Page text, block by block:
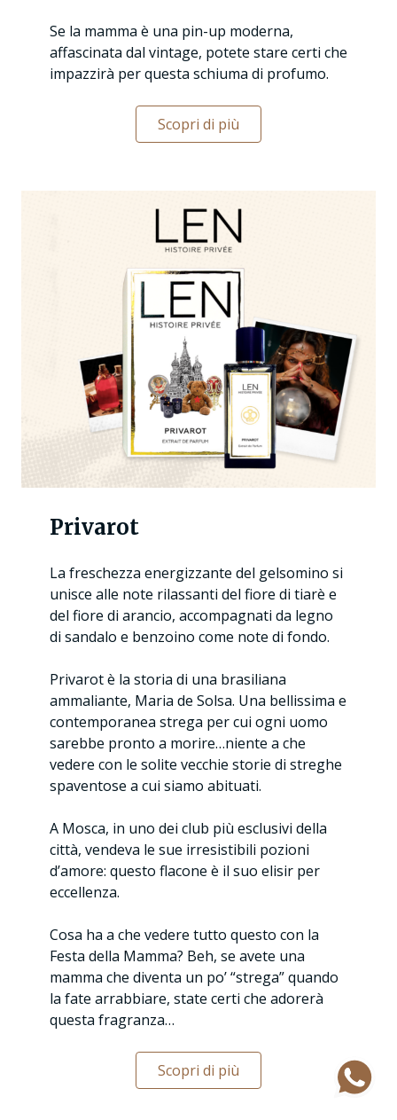
Se la mamma è una pin-up moderna,
affascinata dal vintage, potete stare certi che
impazzirà per questa schiuma di profumo.
Scopri di più
Privarot
La freschezza energizzante del gelsomino si
unisce alle note rilassanti del fiore di tiarè e
del fiore di arancio, accompagnati da legno
di sandalo e benzoino come note di fondo.
Privarot è la storia di una brasiliana
ammaliante, Maria de Solsa. Una bellissima e
contemporanea strega per cui ogni uomo
sarebbe pronto a morire…niente a che
vedere con le solite vecchie storie di streghe
spaventose a cui siamo abituati.
A Mosca, in uno dei club più esclusivi della
città, vendeva le sue irresistibili pozioni
d’amore: questo flacone è il suo elisir per
eccellenza.
Cosa ha a che vedere tutto questo con la
Festa della Mamma? Beh, se avete una
mamma che diventa un po’ “strega” quando
la fate arrabbiare, state certi che adorerà
questa fragranza…
Scopri di più